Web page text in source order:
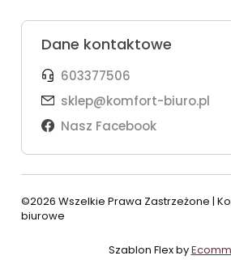
Dane kontaktowe
603377506
sklep@komfort-biuro.pl
Nasz Facebook
©2026 Wszelkie Prawa Zastrzeżone |
biurowe
Szablon Flex by